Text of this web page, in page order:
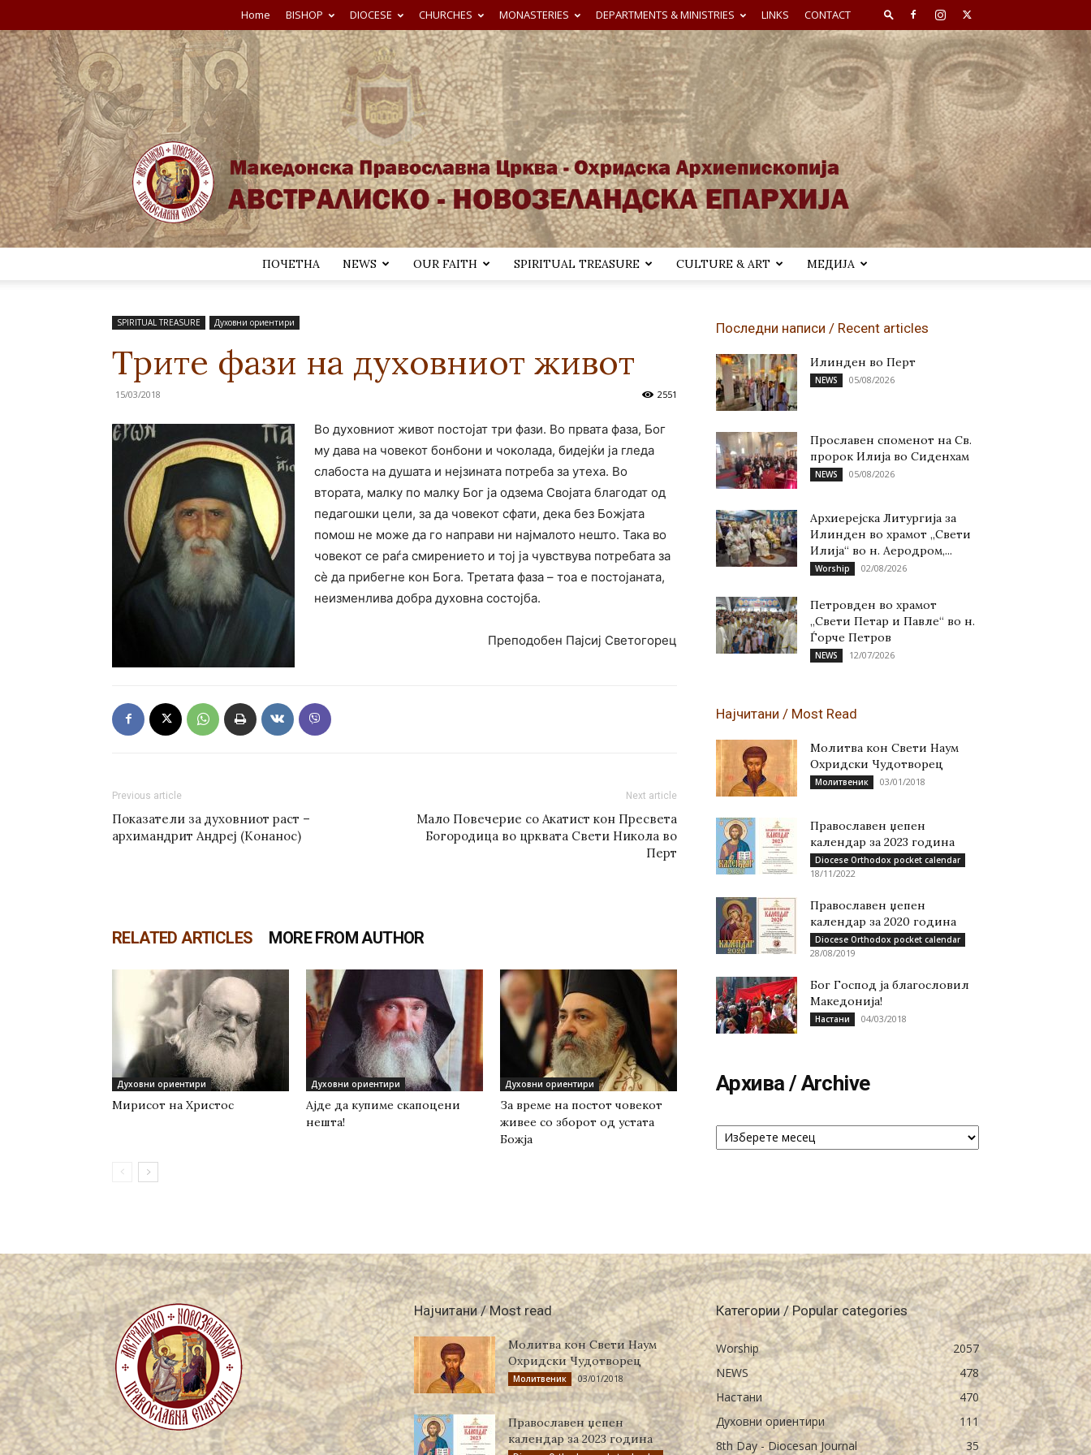
Home BISHOP DIOCESE CHURCHES MONASTERIES DEPARTMENTS & MINISTRIES LINKS CONTACT
Епархија
ПОЧЕТНА NEWS OUR FAITH SPIRITUAL TREASURE CULTURE & ART МЕДИЈА
SPIRITUAL TREASURE Духовни ориентири
Трите фази на духовниот живот
15/03/2018 2551
Во духовниот живот постојат три фази. Во првата фаза, Бог
му дава на човекот бонбони и чоколада, бидејќи ја гледа
слабоста на душата и нејзината потреба за утеха. Во
втората, малку по малку Бог ја одзема Својата благодат од
педагошки цели, за да човекот сфати, дека без Божјата
помош не може да го направи ни најмалото нешто. Така во
човекот се раѓа смирението и тој ја чувствува потребата за
сè да прибегне кон Бога. Третата фаза – тоа е постојаната,
неизменлива добра духовна состојба.
Преподобен Пајсиј Светогорец
Previous article
Показатели за духовниот раст –
архимандрит Андреј (Конанос)
Next article
Мало Повечерие со Акатист кон Пресвета
Богородица во црквата Свети Никола во
Перт
RELATED ARTICLES MORE FROM AUTHOR
Духовни ориентири
Мирисот на Христос
Духовни ориентири
Ајде да купиме скапоцени
нешта!
Духовни ориентири
За време на постот човекот
живее со зборот од устата
Божја
Последни написи / Recent articles
Илинден во Перт
NEWS 05/08/2026
Прославен споменот на Св.
пророк Илија во Сиденхам
NEWS 05/08/2026
Архиерејска Литургија за
Илинден во храмот „Свети
Илија“ во н. Аеродром,...
Worship 02/08/2026
Петровден во храмот
„Свети Петар и Павле“ во н.
Ѓорче Петров
NEWS 12/07/2026
Најчитани / Most Read
Молитва кон Свети Наум
Охридски Чудотворец
Молитвеник 03/01/2018
Православен џепен
календар за 2023 година
Diocese Orthodox pocket calendar
18/11/2022
Православен џепен
календар за 2020 година
Diocese Orthodox pocket calendar
28/08/2019
Бог Господ ја благословил
Македонија!
Настани 04/03/2018
Архива / Archive
Архива
Најчитани / Most read
Молитва кон Свети Наум
Охридски Чудотворец
Молитвеник 03/01/2018
Православен џепен
календар за 2023 година
Категории / Popular categories
Worship
2057
NEWS
478
Настани
470
Духовни ориентири
111
8th Day - Diocesan Journal
35